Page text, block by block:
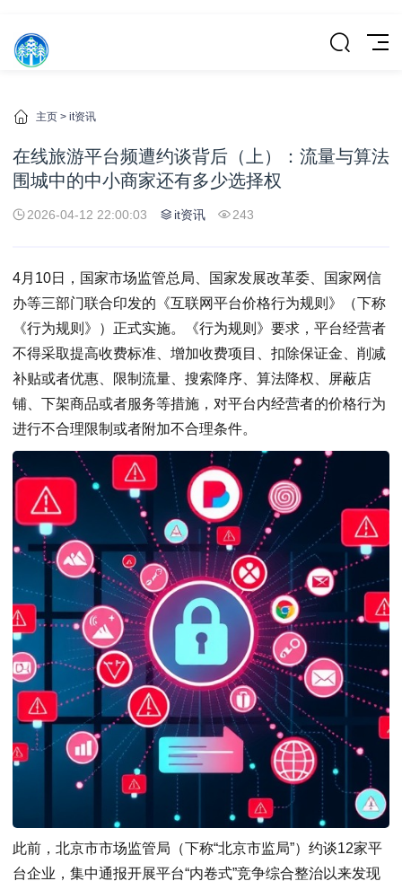
主页 > it资讯
在线旅游平台频遭约谈背后（上）：流量与算法
围城中的中小商家还有多少选择权
2026-04-12 22:00:03 it资讯 243
4月10日，国家市场监管总局、国家发展改革委、国家网信
办等三部门联合印发的《互联网平台价格行为规则》（下称
《行为规则》）正式实施。《行为规则》要求，平台经营者
不得采取提高收费标准、增加收费项目、扣除保证金、削减
补贴或者优惠、限制流量、搜索降序、算法降权、屏蔽店
铺、下架商品或者服务等措施，对平台内经营者的价格行为
进行不合理限制或者附加不合理条件。
此前，北京市市场监管局（下称“北京市监局”）约谈12家平
台企业，集中通报开展平台“内卷式”竞争综合整治以来发现